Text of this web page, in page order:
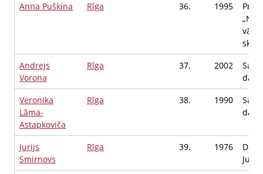
Anna Puškina
Rīga 36. 1995
vācu
Andrejs
Vorona
Rīga 37. 2002
Veronika
Lāma-
Astapkoviča
Rīga 38. 1990
Jurijs
Smirnovs
Rīga 39. 1976